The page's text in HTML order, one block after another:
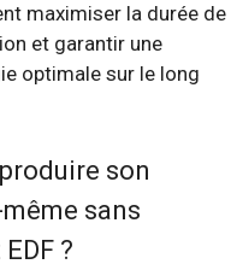
maximiser la durée de
et garantir une
optimale sur le long
son
sans
?